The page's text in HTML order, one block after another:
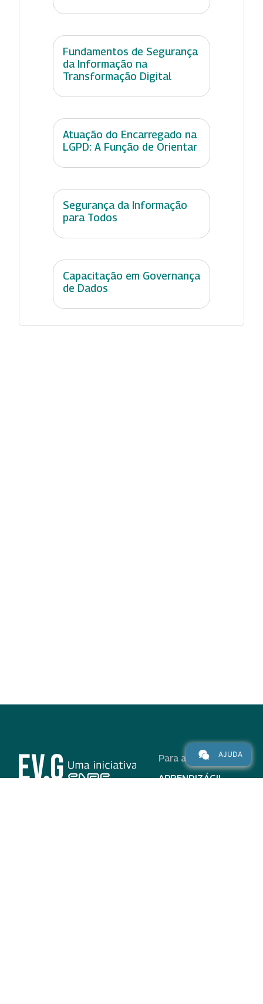
Fundamentos de Segurança
da Informação na
Transformação Digital
Atuação do Encarregado na
LGPD: A Função de Orientar
Segurança da Informação
para Todos
Capacitação em Governança
de Dados
Para alunos
APRENDIZÁGIL
AJUDA